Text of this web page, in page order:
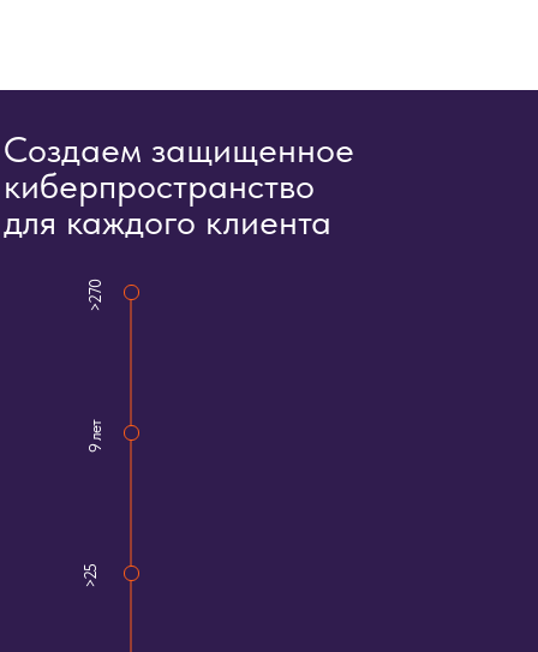
>270
9 лет
>25
Создаем защищенное
киберпространство
для каждого клиента